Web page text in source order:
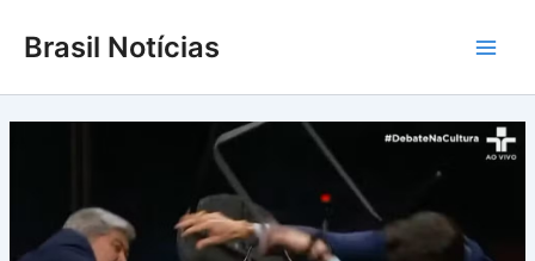
para
conteúdo
Brasil Notícias